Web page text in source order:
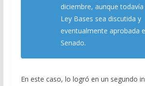
diciembre, aunque
Ley Bases sea discutida y
eventualmente aprobada
Senado.
En este caso, lo logró en un segundo